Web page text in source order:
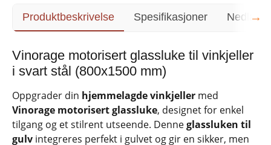
Produktbeskrivelse Spesifikasjoner
Vinorage motorisert glassluke til vinkjeller
i svart stål (800x1500 mm)
Oppgrader din hjemmelagde vinkjeller med
Vinorage motorisert glassluke, designet for enkel
tilgang og et stilrent utseende. Denneglassluken til
gulv integreres perfekt i gulvet og gir en sikker, men
→